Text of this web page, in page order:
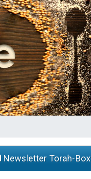
Newsletter Torah-Box